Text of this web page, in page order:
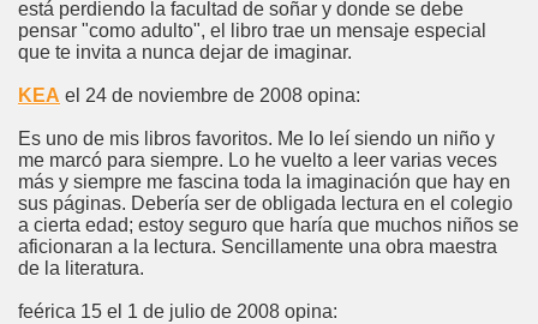
está perdiendo la facultad de soñar y donde se debe
pensar "como adulto", el libro trae un mensaje especial
que te invita a nunca dejar de imaginar.
KEA el 24 de noviembre de 2008 opina:
Es uno de mis libros favoritos. Me lo leí siendo un niño y
me marcó para siempre. Lo he vuelto a leer varias veces
más y siempre me fascina toda la imaginación que hay en
sus páginas. Debería ser de obligada lectura en el colegio
a cierta edad; estoy seguro que haría que muchos niños se
aficionaran a la lectura. Sencillamente una obra maestra
de la literatura.
feérica 15 el 1 de julio de 2008 opina: